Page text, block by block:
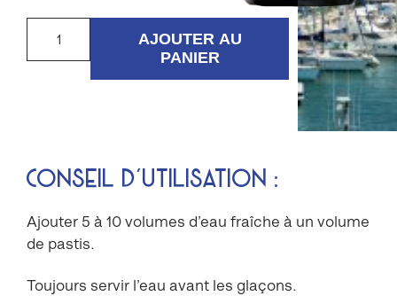
quantité
Un
Marseillais
AJOUTER AU
PANIER
Conseil d’utilisation :
Ajouter 5 à 10 volumes d’eau fraîche à un volume
de pastis.
Toujours servir l’eau avant les glaçons.